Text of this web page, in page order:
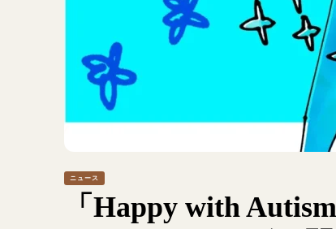
ニュース
「Happy with